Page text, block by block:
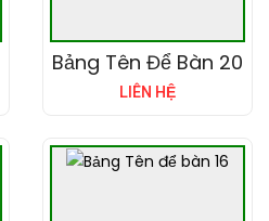
Bảng Tên Để Bàn 20
LIÊN HỆ